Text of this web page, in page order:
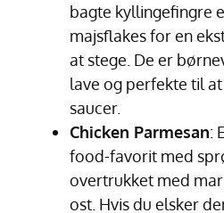
bagte kyllingefingre
majsflakes for en
at stege. De er
lave og perfekte til
saucer.
Chicken Parmesan:
food-favorit med
overtrukket med
ost. Hvis du elsker